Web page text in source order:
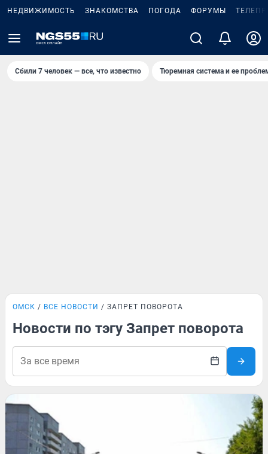
НЕДВИЖИМОСТЬ ЗНАКОМСТВА ПОГОДА ФОРУМЫ
Сбили 7 человек — все, что известно Тюремная система и ее
ОМСК ВСЕ НОВОСТИ ЗАПРЕТ ПОВОРОТА
Новости по тэгу Запрет поворота